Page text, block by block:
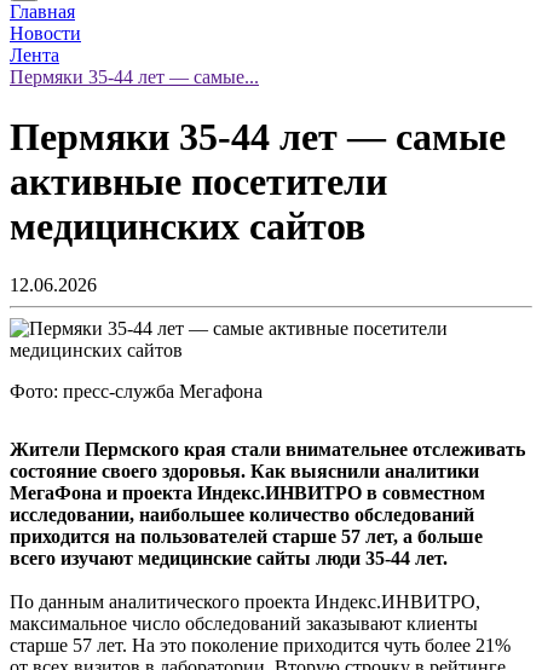
Главная
Новости
Лента
Пермяки 35-44 лет — самые...
Пермяки 35-44 лет — самые
активные посетители
медицинских сайтов
12.06.2026
Фото: пресс-служба Мегафона
Жители Пермского края стали внимательнее отслеживать
состояние своего здоровья. Как выяснили аналитики
МегаФона и проекта Индекс.ИНВИТРО в совместном
исследовании, наибольшее количество обследований
приходится на пользователей старше 57 лет, а больше
всего изучают медицинские сайты люди 35-44 лет.
По данным аналитического проекта Индекс.ИНВИТРО,
максимальное число обследований заказывают клиенты
старше 57 лет. На это поколение приходится чуть более 21%